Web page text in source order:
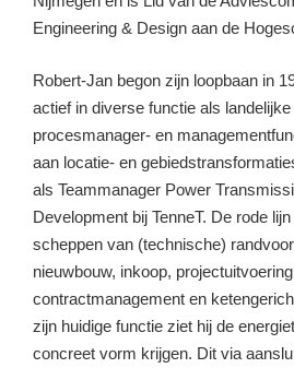
Engineering & Design aan de
Robert-Jan begon zijn loopbaan in
actief in diverse functie als
procesmanager- en
aan locatie- en
als Teammanager Power
Development bij TenneT. De rode
scheppen van (technische)
nieuwbouw, inkoop,
contractmanagement en
zijn huidige functie ziet hij de
concreet vorm krijgen. Dit via